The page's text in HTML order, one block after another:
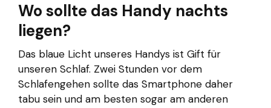
Wo sollte das Handy nachts
liegen?
Das blaue Licht unseres Handys ist Gift für
unseren Schlaf. Zwei Stunden vor dem
Schlafengehen sollte das Smartphone daher
tabu sein und am besten sogar am anderen